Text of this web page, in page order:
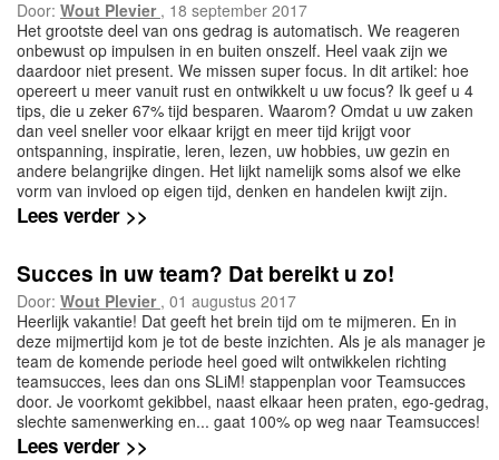
Door: Wout Plevier , 18 september 2017
Het grootste deel van ons gedrag is automatisch. We reageren
onbewust op impulsen in en buiten onszelf. Heel vaak zijn we
daardoor niet present. We missen super focus. In dit artikel: hoe
opereert u meer vanuit rust en ontwikkelt u uw focus? Ik geef u 4
tips, die u zeker 67% tijd besparen. Waarom? Omdat u uw zaken
dan veel sneller voor elkaar krijgt en meer tijd krijgt voor
ontspanning, inspiratie, leren, lezen, uw hobbies, uw gezin en
andere belangrijke dingen. Het lijkt namelijk soms alsof we elke
vorm van invloed op eigen tijd, denken en handelen kwijt zijn.
Lees verder >>
Succes in uw team? Dat bereikt u zo!
Door: Wout Plevier , 01 augustus 2017
Heerlijk vakantie! Dat geeft het brein tijd om te mijmeren. En in
deze mijmertijd kom je tot de beste inzichten. Als je als manager je
team de komende periode heel goed wilt ontwikkelen richting
teamsucces, lees dan ons SLiM! stappenplan voor Teamsucces
door. Je voorkomt gekibbel, naast elkaar heen praten, ego-gedrag,
slechte samenwerking en... gaat 100% op weg naar Teamsucces!
Lees verder >>